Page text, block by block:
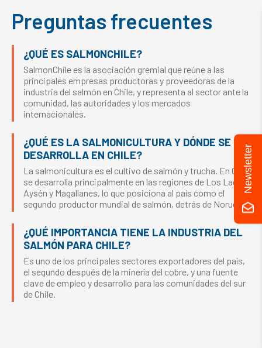
Preguntas frecuentes
¿QUÉ ES SALMONCHILE?
SalmonChile es la asociación gremial que reúne a las
principales empresas productoras y proveedoras de la
industria del salmón en Chile, y representa al sector ante la
comunidad, las autoridades y los mercados
internacionales.
¿QUÉ ES LA SALMONICULTURA Y DÓNDE SE
DESARROLLA EN CHILE?
La salmonicultura es el cultivo de salmón y trucha. En Chile
se desarrolla principalmente en las regiones de Los Lagos,
Aysén y Magallanes, lo que posiciona al país como el
segundo productor mundial de salmón, detrás de Noruega.
¿QUÉ IMPORTANCIA TIENE LA INDUSTRIA DEL
SALMÓN PARA CHILE?
Es uno de los principales sectores exportadores del país,
el segundo después de la minería del cobre, y una fuente
clave de empleo y desarrollo para las comunidades del sur
de Chile.
Newsletter